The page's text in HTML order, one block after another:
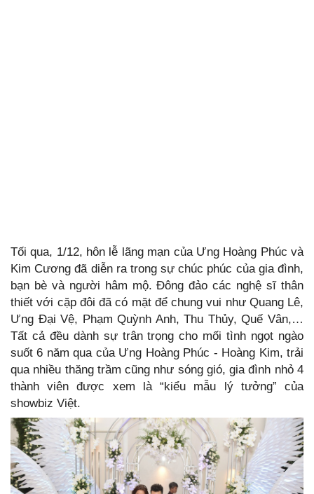
Tối qua, 1/12, hôn lễ lãng mạn của Ưng Hoàng Phúc và
Kim Cương đã diễn ra trong sự chúc phúc của gia đình,
bạn bè và người hâm mộ. Đông đảo các nghệ sĩ thân
thiết với cặp đôi đã có mặt để chung vui như Quang Lê,
Ưng Đại Vệ, Phạm Quỳnh Anh, Thu Thủy, Quế Vân,…
Tất cả đều dành sự trân trọng cho mối tình ngọt ngào
suốt 6 năm qua của Ưng Hoàng Phúc - Hoàng Kim, trải
qua nhiều thăng trầm cũng như sóng gió, gia đình nhỏ 4
thành viên được xem là “kiểu mẫu lý tưởng” của
showbiz Việt.